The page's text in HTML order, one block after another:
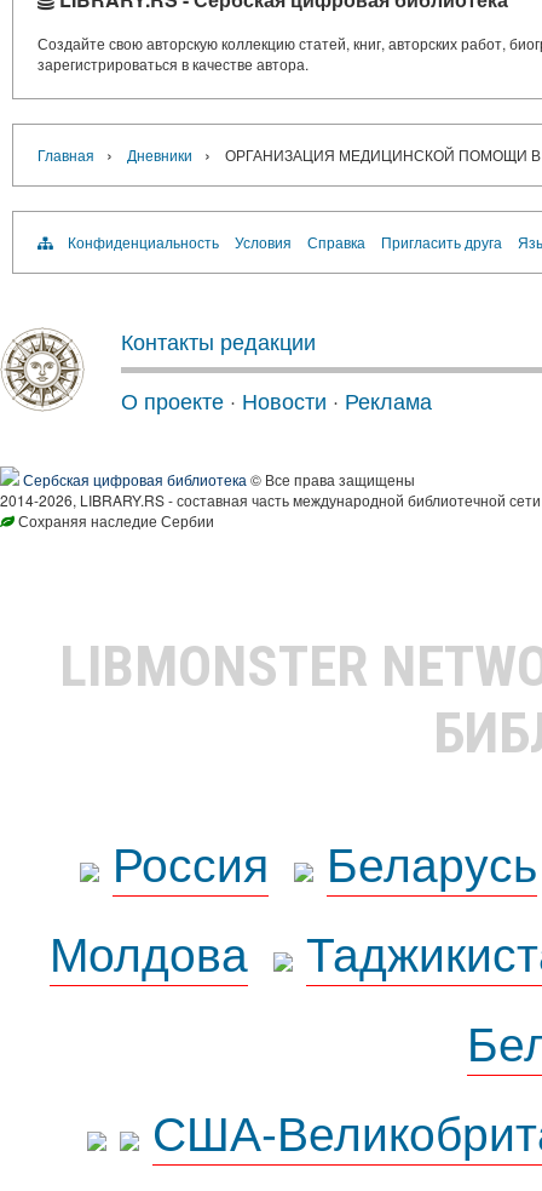
Создайте свою авторскую коллекцию статей, книг, авторских работ,
зарегистрироваться в качестве автора.
Главная › Дневники › ОРГАНИЗАЦИЯ МЕДИЦИНСКОЙ ПОМОЩИ
Конфиденциальность Условия Справка Пригласить друга
Контакты редакции
О проекте · Новости · Реклама
Сербская цифровая библиотека © Все права защищены
2014-2026, LIBRARY.RS - составная часть международной библиотечной
Сохраняя наследие Сербии
LIBMONSTER
Россия
Беларусь
Молдова
США-